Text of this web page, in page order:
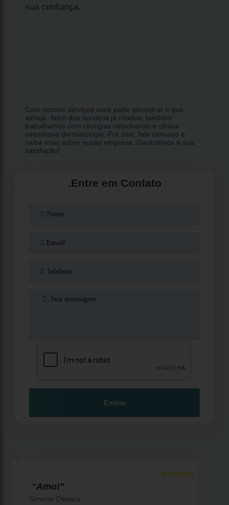
sua confiança.
Com nossos serviços você pode encontrar o que
almeja. Além dos serviços já citados, também
trabalhamos com cirurgias veterinárias e clinica
veterinaria dermatologia. Por isso, fale conosco e
saiba mais sobre nossa empresa. Garantimos a sua
satisfação!
.Entre em Contato
Enviar
☆☆☆☆☆
"Amo!"
Simone Oliveira